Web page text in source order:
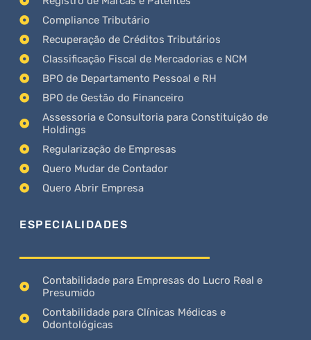
Compliance Tributário
Recuperação de Créditos Tributários
Classificação Fiscal de Mercadorias e NCM
BPO de Departamento Pessoal e RH
BPO de Gestão do Financeiro
Assessoria e Consultoria para Constituição de
Holdings
Regularização de Empresas
Quero Mudar de Contador
Quero Abrir Empresa
ESPECIALIDADES
Contabilidade para Empresas do Lucro Real e
Presumido
Contabilidade para Clínicas Médicas e
Odontológicas